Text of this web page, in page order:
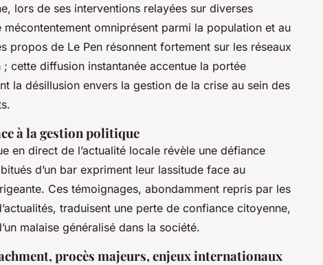
lors de ses interventions relayées sur diverses
omniprésent parmi la population et au
propos de Le Pen résonnent fortement sur les réseaux
cette diffusion instantanée accentue la portée
la désillusion envers la gestion de la crise au sein des
à la gestion politique
en direct de l’actualité locale révèle une défiance
d’un bar expriment leur lassitude face au
Ces témoignages, abondamment repris par les
traduisent une perte de confiance citoyenne,
malaise généralisé dans la société.
procès majeurs, enjeux internationaux